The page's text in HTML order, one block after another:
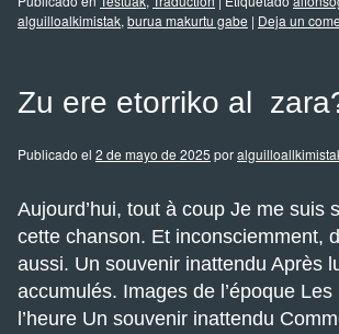
alguilloalkimistak, burua makurtu gabe | Deja un
Zu ere etorriko al
Publicado el 2 de mayo de 2025 por
Aujourd’hui, tout à coup Je me suis
cette chanson. Et inconsciemment,
aussi. Un souvenir inattendu Après
accumulés. Images de l’époque
l’heure Un souvenir inattendu